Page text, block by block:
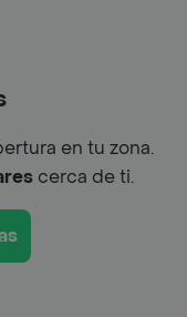
en tu zona.
cerca de ti.